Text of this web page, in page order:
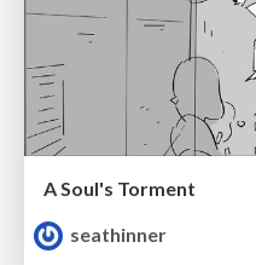
A Soul's Torment
seathinner